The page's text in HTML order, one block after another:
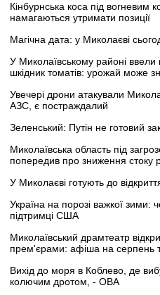
Кінбурнська коса під вогневим
намагаються утримати позиції
Магічна дата: у Миколаєві
У Миколаївському районі
шкідник томатів: урожай може
Увечері дрони атакували
АЗС, є постраждалий
Зеленський: Путін не готовий
Миколаївська область під
попередив про зниження стоку
У Миколаєві готують до
Україна на порозі важкої зими:
підтримці США
Миколаївський драмтеатр
прем'єрами: афіша на серпень
Вихід до моря в Коблево, де
колючим дротом, - ОВА